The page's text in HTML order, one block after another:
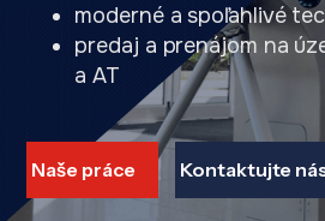
moderné a spoľahlivé
predaj a prenájom na
a AT
Naše práce Kontaktujte